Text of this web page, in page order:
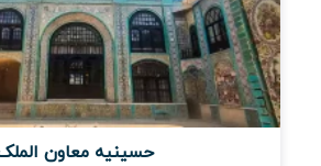
حسینیه معاون